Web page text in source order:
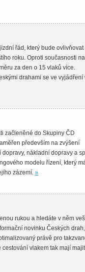
řád, který bude ovlivňovat
roku. Oproti současnosti
za den o 15 vlaků více.
drahami se ve vyjádření
začleněné do Skupiny ČD
především na zvýšení
nákladní dopravy a
modelu řízení, který
zázemí. »
rukou a hledáte v něm
novinku Českých drah,
právě pro
vlakem tak mají